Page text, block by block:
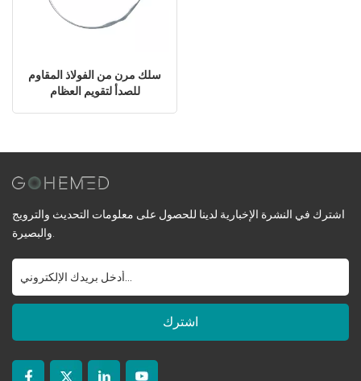
سلك مرن من الفولاذ المقاوم
للصدأ لتقويم العظام
اشترك في النشرة الإخبارية لدينا للحصول على معلومات التحديث والترويج